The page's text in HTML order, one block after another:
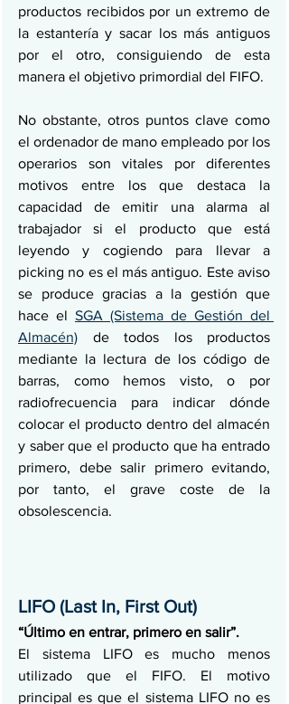
productos recibidos por un extremo de
la estantería y sacar los más antiguos
por el otro, consiguiendo de esta
manera el objetivo primordial del FIFO.
No obstante, otros puntos clave como
el ordenador de mano empleado por los
operarios son vitales por diferentes
motivos entre los que destaca la
capacidad de emitir una alarma al
trabajador si el producto que está
leyendo y cogiendo para llevar a
picking no es el más antiguo. Este aviso
se produce gracias a la gestión que
hace el SGA (Sistema de Gestión del
Almacén) de todos los productos
mediante la lectura de los código de
barras, como hemos visto, o por
radiofrecuencia para indicar dónde
colocar el producto dentro del almacén
y saber que el producto que ha entrado
primero, debe salir primero evitando,
por tanto, el grave coste de la
obsolescencia.
LIFO (Last In, First Out)
“Último en entrar, primero en salir”.
El sistema LIFO es mucho menos
utilizado que el FIFO. El motivo
principal es que el sistema LIFO no es